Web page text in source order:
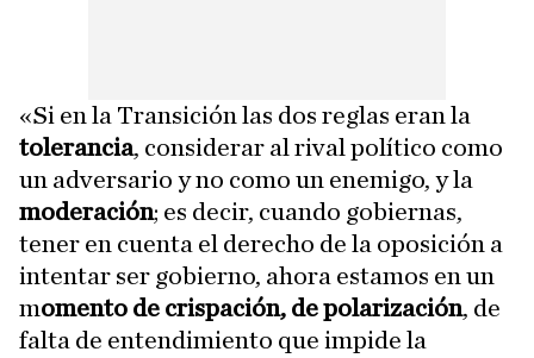
«Si en la Transición las dos reglas eran la
tolerancia, considerar al rival político como
un adversario y no como un enemigo, y la
moderación; es decir, cuando gobiernas,
tener en cuenta el derecho de la oposición a
intentar ser gobierno, ahora estamos en un
momento de crispación, de polarización, de
falta de entendimiento que impide la